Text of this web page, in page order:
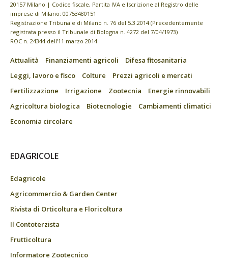
20157 Milano | Codice fiscale, Partita IVA e Iscrizione al Registro delle
imprese di Milano: 00753480151
Registrazione Tribunale di Milano n. 76 del 5.3.2014 (Precedentemente
registrata presso il Tribunale di Bologna n. 4272 del 7/04/1973)
ROC n. 24344 dell’11 marzo 2014
Attualità Finanziamenti agricoli
Difesa fitosanitaria
Leggi, lavoro e fisco
Colture
Prezzi agricoli e mercati
Fertilizzazione
Irrigazione Zootecnia
Energie rinnovabili
Agricoltura biologica
Biotecnologie
Cambiamenti climatici
Economia circolare
EDAGRICOLE
Edagricole
Agricommercio & Garden Center
Rivista di Orticoltura e Floricoltura
Il Contoterzista
Frutticoltura
Informatore Zootecnico